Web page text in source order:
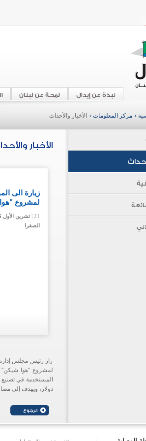
لمحة عن لبنان نبذة عن إيدال
› مركز المعلومات › الأخبار والأحداث
الأخبار
21 | تشرين الأول
زيارة الى
لمشروع
21 | تشرين الأول
الصفرا
21 | تشرين الأول
زار رئيس مجلس
لمشروع "هوا شيكن"
دولار، ويهدف إلى